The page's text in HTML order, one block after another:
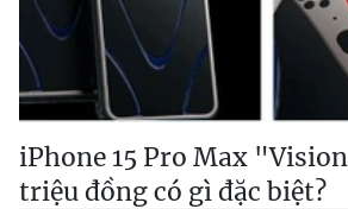
iPhone 15 Pro Max
triệu đồng có gì đặc biệt?